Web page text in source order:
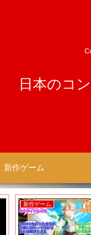
日本のコ
新作ゲーム
新作ゲーム